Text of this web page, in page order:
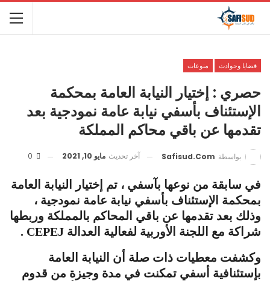
قضايا وحوادث منوعات
حصري : إختيار النيابة العامة بمحكمة
الإستئناف بأسفي نيابة عامة نمودجية بعد
تقدمها عن باقي محاكم المملكة
بواسطة Safisud.com آخر تحديث مايو 10, 2021
في سابقة من نوعها بآسفي ، تم إختيار النيابة العامة
بمحكمة الإستئناف بأسفي نيابة عامة نمودجية ،
وذلك بعد تقدمها عن باقي المحاكم بالمملكة وربطها
شراكة مع اللجنة الأوربية لفعالية العدالة CEPEJ .
وكشفت معطيات ذات صلة أن النيابة العامة
بإستئنافية أسفي تمكنت في مدة وجيزة من قدوم